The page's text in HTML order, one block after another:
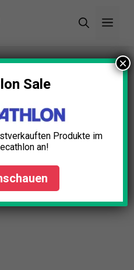
Panikhaken Test: Die
Sale
Produkte im
an!
×